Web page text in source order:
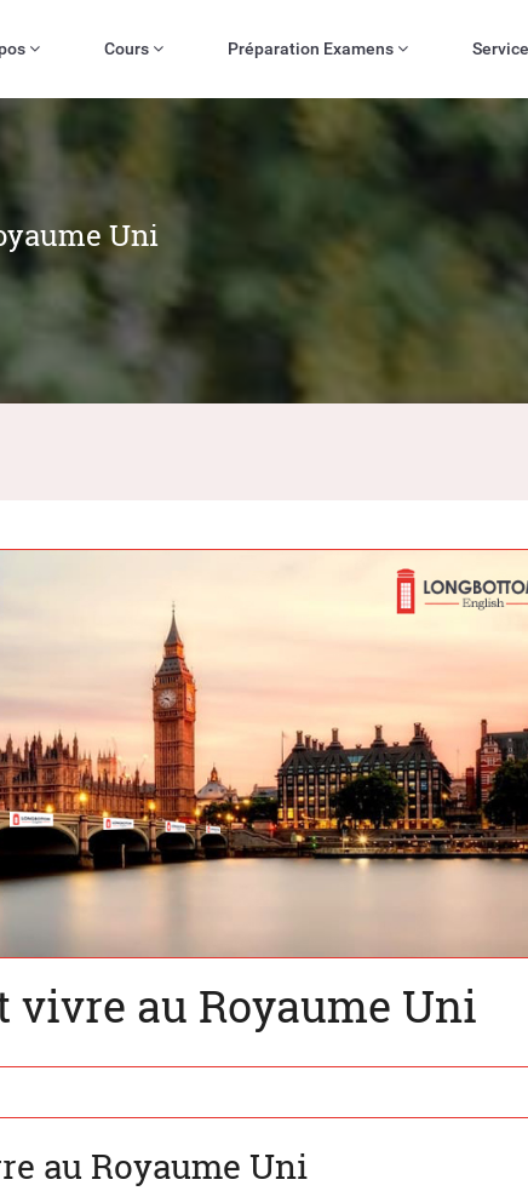
Cours Préparation Examens
Uni
vivre au Royaume Uni
au Royaume Uni